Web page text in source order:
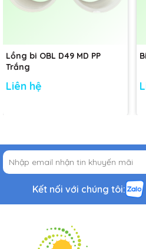
Lồng bi OBL D49 MD PP
Trắng
Liên hệ
Kết nối với chúng tôi: